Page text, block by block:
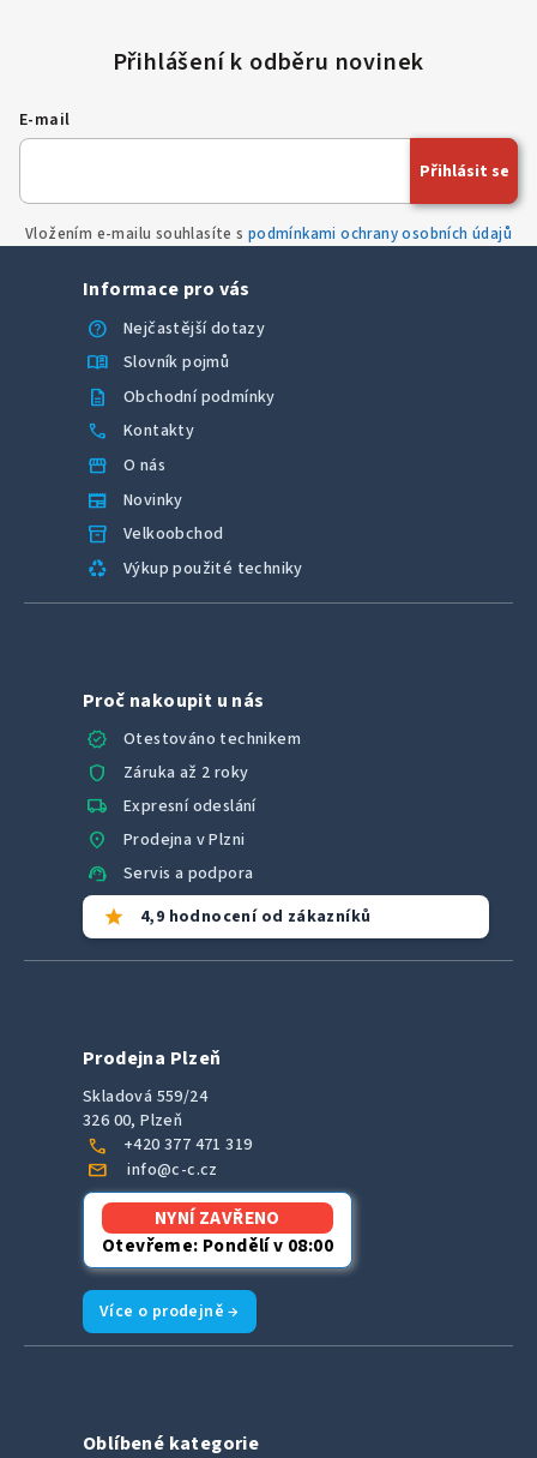
E-mail
Vložením e-mailu souhlasíte s podmínkami ochrany osobních údajů
Přihlásit se
Informace pro vás
help
Nejčastější dotazy
menu_book Slovník pojmů
description Obchodní podmínky
call Kontakty
storefront O nás
newspaper Novinky
inventory_2 Velkoobchod
recycling Výkup použité techniky
Proč nakoupit u nás
verified
Otestováno technikem
shield Záruka až 2 roky
local_shipping Expresní odeslání
location_on Prodejna v Plzni
support_agent Servis a podpora
star 4,9 hodnocení od zákazníků
Prodejna Plzeň
Skladová 559/24
326 00, Plzeň
call +420 377 471 319
mail info@c-c.cz
NYNÍ ZAVŘENO
Otevřeme: Pondělí v 08:00
Více o prodejně →
Oblíbené kategorie